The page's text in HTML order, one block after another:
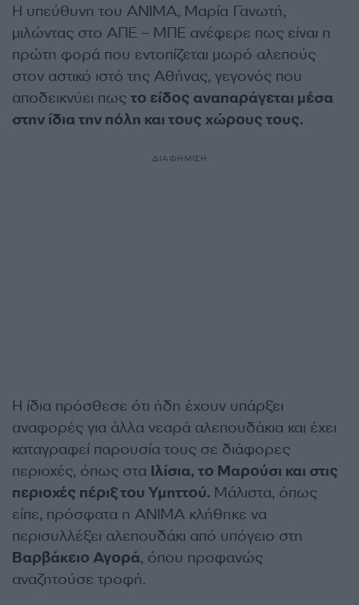
Η υπεύθυνη του ΑΝΙΜΑ, Μαρία Γανωτή,
μιλώντας στο ΑΠΕ – ΜΠΕ ανέφερε πως είναι η
πρώτη φορά που εντοπίζεται μωρό αλεπούς
στον αστικό ιστό της Αθήνας, γεγονός που
αποδεικνύει πως το είδος αναπαράγεται μέσα
στην ίδια την πόλη και τους χώρους τους.
ΔΙΑΦΗΜΙΣΗ
Η ίδια πρόσθεσε ότι ήδη έχουν υπάρξει
αναφορές για άλλα νεαρά αλεπουδάκια και έχει
καταγραφεί παρουσία τους σε διάφορες
περιοχές, όπως στα Ιλίσια, το Μαρούσι και στις
περιοχές πέριξ του Υμηττού. Μάλιστα, όπως
είπε, πρόσφατα η ΑΝΙΜΑ κλήθηκε να
περισυλλέξει αλεπουδάκι από υπόγειο στη
Βαρβάκειο Αγορά, όπου προφανώς
αναζητούσε τροφή.